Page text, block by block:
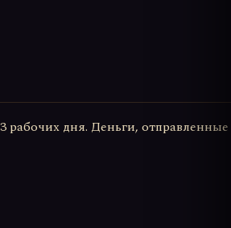
рабочих дня. Деньги, отправленные